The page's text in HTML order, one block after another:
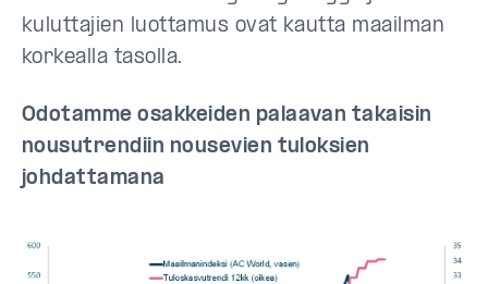
kuluttajien luottamus ovat kautta maailman
korkealla tasolla.
Odotamme osakkeiden palaavan takaisin
nousutrendiin nousevien tuloksien
johdattamana